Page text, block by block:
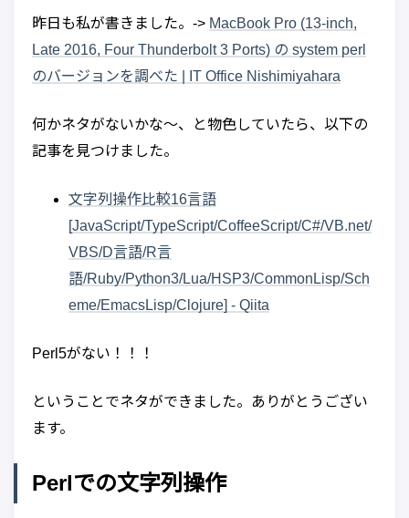
昨日も私が書きました。-> MacBook Pro (13-inch,
Late 2016, Four Thunderbolt 3 Ports) の system perl
のバージョンを調べた | IT Office Nishimiyahara
何かネタがないかな〜、と物色していたら、以下の
記事を見つけました。
文字列操作比較16言語
[JavaScript/TypeScript/CoffeeScript/C#/VB.net/
VBS/D言語/R言
語/Ruby/Python3/Lua/HSP3/CommonLisp/Sch
eme/EmacsLisp/Clojure] - Qiita
Perl5がない！！！
ということでネタができました。ありがとうござい
ます。
Perlでの文字列操作